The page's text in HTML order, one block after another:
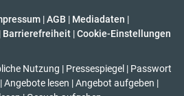
|AGB | Mediadaten |
| Barrierefreiheit | Cookie-Einstellungen
Nutzung | Pressespiegel | Passwort
| Angebote lesen | Angebot aufgeben |